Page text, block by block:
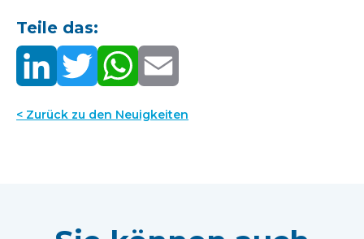
Teile das:
< Zurück zu den Neuigkeiten